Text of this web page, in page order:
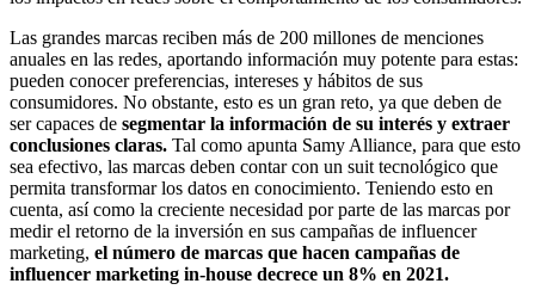
Las grandes marcas reciben más de 200 millones de menciones
anuales en las redes, aportando información muy potente para estas:
pueden conocer preferencias, intereses y hábitos de sus
consumidores. No obstante, esto es un gran reto, ya que deben de
ser capaces de segmentar la información de su interés y extraer
conclusiones claras. Tal como apunta Samy Alliance, para que esto
sea efectivo, las marcas deben contar con un suit tecnológico que
permita transformar los datos en conocimiento. Teniendo esto en
cuenta, así como la creciente necesidad por parte de las marcas por
medir el retorno de la inversión en sus campañas de influencer
marketing, el número de marcas que hacen campañas de
influencer marketing in-house decrece un 8% en 2021.